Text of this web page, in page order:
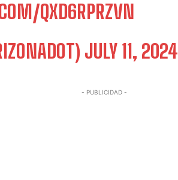
QXD6RPRZVN
JULY 11, 2024
- PUBLICIDAD -